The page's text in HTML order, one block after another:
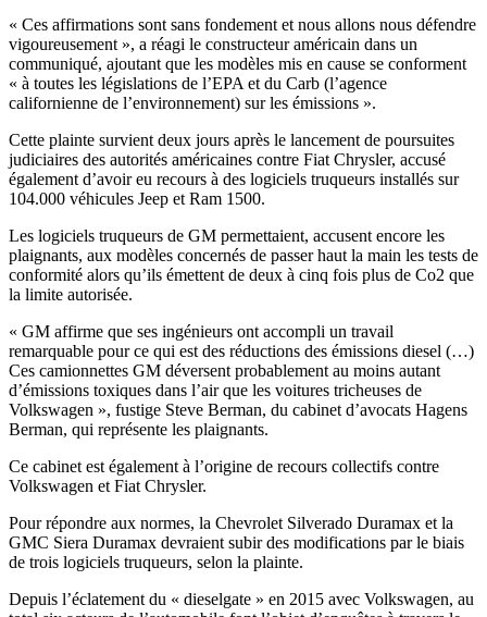
« Ces affirmations sont sans fondement et nous allons nous défendre
vigoureusement », a réagi le constructeur américain dans un
communiqué, ajoutant que les modèles mis en cause se conforment
« à toutes les législations de l’EPA et du Carb (l’agence
californienne de l’environnement) sur les émissions ».
Cette plainte survient deux jours après le lancement de poursuites
judiciaires des autorités américaines contre Fiat Chrysler, accusé
également d’avoir eu recours à des logiciels truqueurs installés sur
104.000 véhicules Jeep et Ram 1500.
Les logiciels truqueurs de GM permettaient, accusent encore les
plaignants, aux modèles concernés de passer haut la main les tests de
conformité alors qu’ils émettent de deux à cinq fois plus de Co2 que
la limite autorisée.
« GM affirme que ses ingénieurs ont accompli un travail
remarquable pour ce qui est des réductions des émissions diesel (…)
Ces camionnettes GM déversent probablement au moins autant
d’émissions toxiques dans l’air que les voitures tricheuses de
Volkswagen », fustige Steve Berman, du cabinet d’avocats Hagens
Berman, qui représente les plaignants.
Ce cabinet est également à l’origine de recours collectifs contre
Volkswagen et Fiat Chrysler.
Pour répondre aux normes, la Chevrolet Silverado Duramax et la
GMC Siera Duramax devraient subir des modifications par le biais
de trois logiciels truqueurs, selon la plainte.
Depuis l’éclatement du « dieselgate » en 2015 avec Volkswagen, au